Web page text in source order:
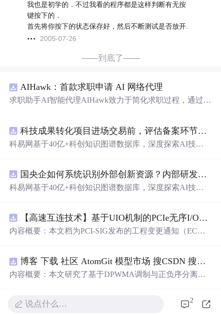
我也是初学的．不过我看的程序都是这样判断有无按
键按下的．
首先将你按下的状态保存好，然后不断测试是否放开.
2005-07-26
——到底了——
AIHawk：首款求职申请 AI 网络代理
求职助手AI智能代理AIHawk致力于简化求职过程，通过自
科技成果转化项目进场交易前，评估备案环节需要准备哪些材料？.docx
科易网基于40亿+科创知识图谱数据库，深度探索AI技术
新领域的AI+数智化解决方案，推动科技创新与产业创新
智能化发展。
国央企如何系统识别外部创新资源？内部研发体系完善，但对外部高校、中小科技企业技术能力缺乏动态认知。.docx
科易网基于40亿+科创知识图谱数据库，深度探索AI技术
新领域的AI+数智化解决方案，推动科技创新与产业创新
智能化发展。
【高速互连技术】基于UIO机制的PCIe无序I/O扩展：多路径架构下内存请求的高性能传输与排序控制方案设计
内容概要：本文档为PCI-SIG发布的工程变更通知（EC
规则对多路径拓扑和高性能IO系统的限制。UIO基于Flit模
式，定义了一套新的TLP（事务层包）类型和规则，允许
细说明了UIO
博客 下载 社区 AtomGit 模型市场 搜CSDN 搜索 AI 搜索 会员中心 创作中心 基于DPWMA调制与正负序分离的ANPC三电平并网逆变器前馈控制策略研究（Simulink仿真实现）
内容概要：本文研究了基于DPWMA调制与正负序分离的
及动态响应速度不足等
。通过采用有源中点箝位（AN
说点什么… 2